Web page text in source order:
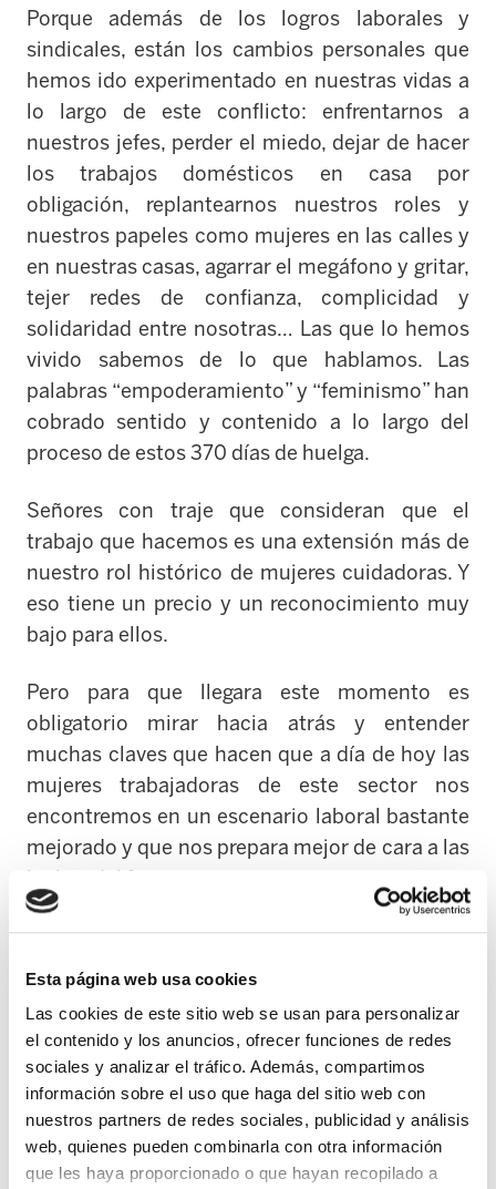
Esta página web usa cookies
Las cookies de este sitio web se usan para personalizar
el contenido y los anuncios, ofrecer funciones de redes
sociales y analizar el tráfico. Además, compartimos
información sobre el uso que haga del sitio web con
nuestros partners de redes sociales, publicidad y análisis
web, quienes pueden combinarla con otra información
que les haya proporcionado o que hayan recopilado a
Porque además de los logros laborales y
sindicales, están los cambios personales que
hemos ido experimentado en nuestras vidas a
lo largo de este conflicto: enfrentarnos a
nuestros jefes, perder el miedo, dejar de hacer
los trabajos domésticos en casa por
obligación, replantearnos nuestros roles y
nuestros papeles como mujeres en las calles y
en nuestras casas, agarrar el megáfono y gritar,
tejer redes de confianza, complicidad y
solidaridad entre nosotras… Las que lo hemos
vivido sabemos de lo que hablamos. Las
palabras “empoderamiento” y “feminismo” han
cobrado sentido y contenido a lo largo del
proceso de estos 370 días de huelga.
Señores con traje que consideran que el
trabajo que hacemos es una extensión más de
nuestro rol histórico de mujeres cuidadoras. Y
eso tiene un precio y un reconocimiento muy
bajo para ellos.
Pero para que llegara este momento es
obligatorio mirar hacia atrás y entender
muchas claves que hacen que a día de hoy las
mujeres trabajadoras de este sector nos
encontremos en un escenario laboral bastante
mejorado y que nos prepara mejor de cara a las
luchas del futuro.
Aquí no hay magia, aquí hay mucho trabajo
organizativo y un sindicato, ELA, que
alcance en la defensa colectiva de este sector
laboral. Evidentemente, la propia precariedad
laboral y la necesidad de mejoras en las
condiciones laborales son los detonantes a la
hora de comenzar. El nuestro es un sector